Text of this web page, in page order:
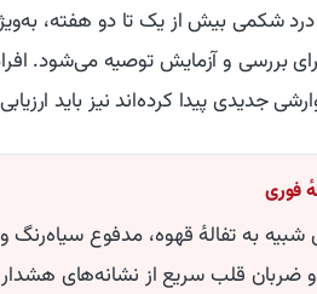
شکمی بیش از یک تا دو هفته،
جدیدی پیدا کرده‌اند نیز باید
فوری
شبیه به تفالهٔ قهوه، مدفوع سیاه‌رنگ
و ضربان قلب سریع از نشانه‌های